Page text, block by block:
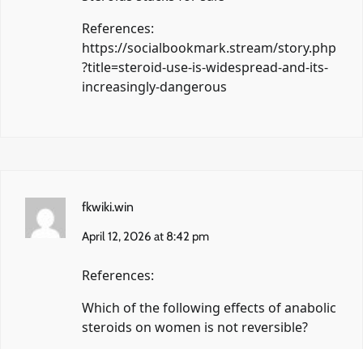
References:
https://socialbookmark.stream/story.php
?title=steroid-use-is-widespread-and-its-
increasingly-dangerous
fkwiki.win
April 12, 2026 at 8:42 pm
References:
Which of the following effects of anabolic
steroids on women is not reversible?